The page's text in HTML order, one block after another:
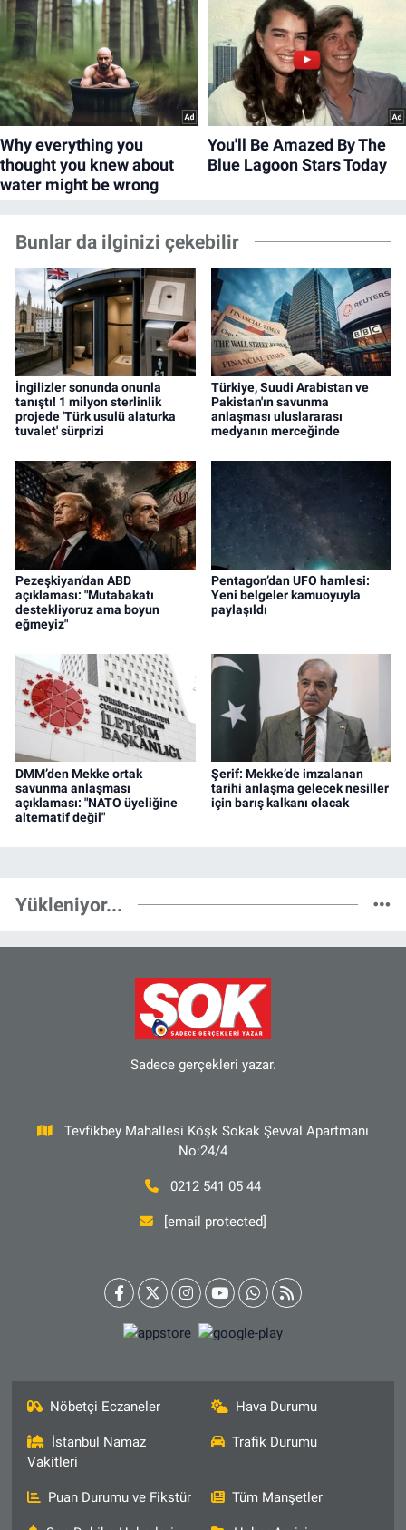
Bunlar da ilginizi çekebilir
İngilizler sonunda onunla
tanıştı! 1 milyon sterlinlik
projede 'Türk usulü alaturka
tuvalet' sürprizi
Türkiye, Suudi Arabistan ve
Pakistan'ın savunma
anlaşması uluslararası
medyanın merceğinde
Pezeşkiyan’dan ABD
açıklaması: "Mutabakatı
destekliyoruz ama boyun
eğmeyiz"
Pentagon’dan UFO hamlesi:
Yeni belgeler kamuoyuyla
paylaşıldı
DMM’den Mekke ortak
savunma anlaşması
açıklaması: "NATO üyeliğine
alternatif değil"
Şerif: Mekke’de imzalanan
tarihi anlaşma gelecek nesiller
için barış kalkanı olacak
Yükleniyor...
Sadece gerçekleri yazar.
Tevfikbey Mahallesi Köşk Sokak Şevval Apartmanı
No:24/4
0212 541 05 44
[email protected]
Nöbetçi Eczaneler Hava Durumu
İstanbul Namaz
Vakitleri
Trafik Durumu
Puan Durumu ve Fikstür Tüm Manşetler